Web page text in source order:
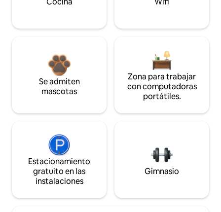
Se admiten
mascotas
Zona para trabajar
con computadoras
portátiles.
Estacionamiento
gratuito en las
instalaciones
Gimnasio